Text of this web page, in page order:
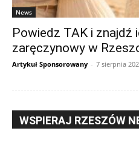
News
Powiedz TAK i znajdź
zaręczynowy w
Artykuł Sponsorowany - 7 sierpnia
WSPIERAJ RZESZÓW